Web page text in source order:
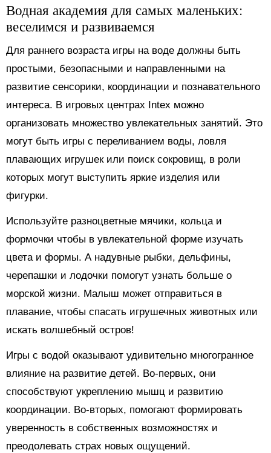
Водная академия для самых маленьких:
веселимся и развиваемся
Для раннего возраста игры на воде должны быть
простыми, безопасными и направленными на
развитие сенсорики, координации и познавательного
интереса. В игровых центрах Intex можно
организовать множество увлекательных занятий. Это
могут быть игры с переливанием воды, ловля
плавающих игрушек или поиск сокровищ, в роли
которых могут выступить яркие изделия или
фигурки.
Используйте разноцветные мячики, кольца и
формочки чтобы в увлекательной форме изучать
цвета и формы. А надувные рыбки, дельфины,
черепашки и лодочки помогут узнать больше о
морской жизни. Малыш может отправиться в
плавание, чтобы спасать игрушечных животных или
искать волшебный остров!
Игры с водой оказывают удивительно многогранное
влияние на развитие детей. Во-первых, они
способствуют укреплению мышц и развитию
координации. Во-вторых, помогают формировать
уверенность в собственных возможностях и
преодолевать страх новых ощущений.